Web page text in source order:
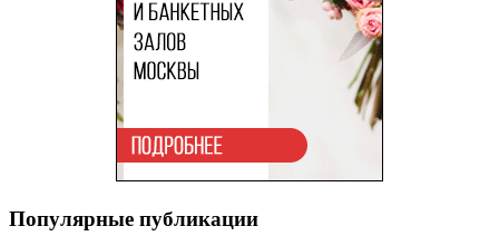
Популярные публикации